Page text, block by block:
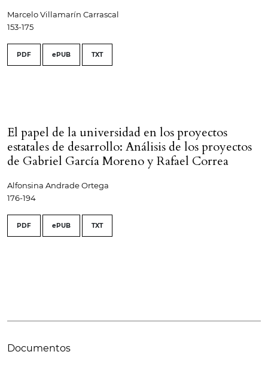
Marcelo Villamarín Carrascal
153-175
PDF ePUB TXT
El papel de la universidad en los proyectos
estatales de desarrollo: Análisis de los proyectos
de Gabriel García Moreno y Rafael Correa
Alfonsina Andrade Ortega
176-194
PDF ePUB TXT
Documentos